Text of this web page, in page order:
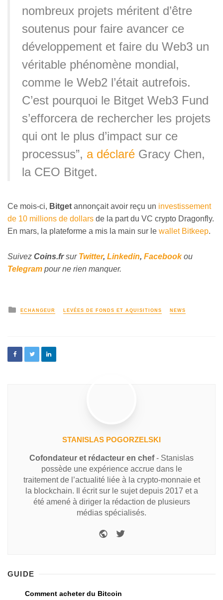
nombreux projets méritent d’être
soutenus pour faire avancer ce
développement et faire du Web3 un
véritable phénomène mondial,
comme le Web2 l’était autrefois.
C’est pourquoi le Bitget Web3 Fund
s’efforcera de rechercher les projets
qui ont le plus d’impact sur ce
processus”, a déclaré Gracy Chen,
la CEO Bitget.
Ce mois-ci, Bitget annonçait avoir reçu un investissement
de 10 millions de dollars de la part du VC crypto Dragonfly.
En mars, la plateforme a mis la main sur le wallet Bitkeep.
Suivez Coins.frsur Twitter, Linkedin, Facebookou
Telegram pour ne rien manquer.
ECHANGEUR LEVÉES DE FONDS ET AQUISITIONS NEWS
STANISLAS POGORZELSKI
Cofondateur et rédacteur en chef- Stanislas
possède une expérience accrue dans le
traitement de l’actualité liée à la crypto-monnaie et
la blockchain. Il écrit sur le sujet depuis 2017 et a
été amené à diriger la rédaction de plusieurs
médias spécialisés.
GUIDE
Comment acheter du Bitcoin